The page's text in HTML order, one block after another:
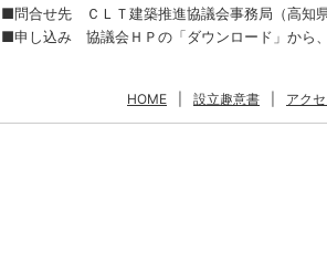
■問合せ先 ＣＬＴ建築推進協議会事務局（高知県
■申し込み 協議会ＨＰの「ダウンロード」から
HOME 設立趣意書 アク